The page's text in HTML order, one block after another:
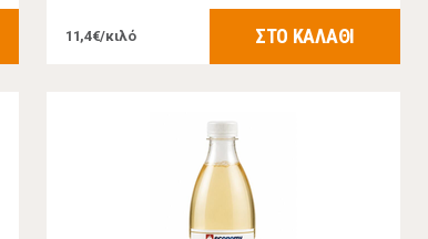
11,4€/κιλό ΣΤΟ ΚΑΛΑΘΙ